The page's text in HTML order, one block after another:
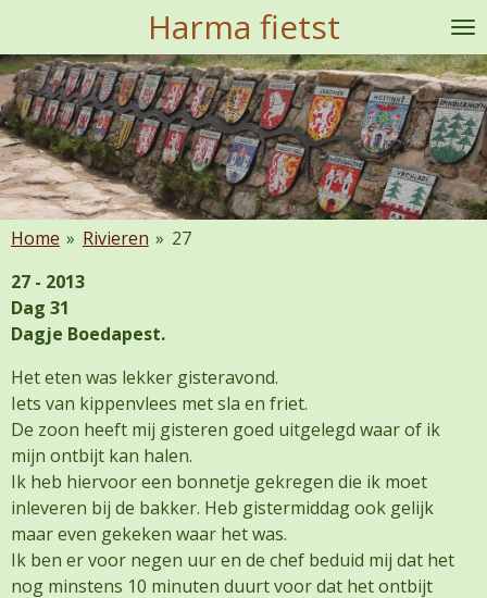
naar
de
hoofdinhoud
Harma fietst
Home » Rivieren » 27
27 - 2013
Dag 31
Dagje Boedapest.
Het eten was lekker gisteravond.
Iets van kippenvlees met sla en friet.
De zoon heeft mij gisteren goed uitgelegd waar of ik
mijn ontbijt kan halen.
Ik heb hiervoor een bonnetje gekregen die ik moet
inleveren bij de bakker. Heb gistermiddag ook gelijk
maar even gekeken waar het was.
Ik ben er voor negen uur en de chef beduid mij dat het
nog minstens 10 minuten duurt voor dat het ontbijt